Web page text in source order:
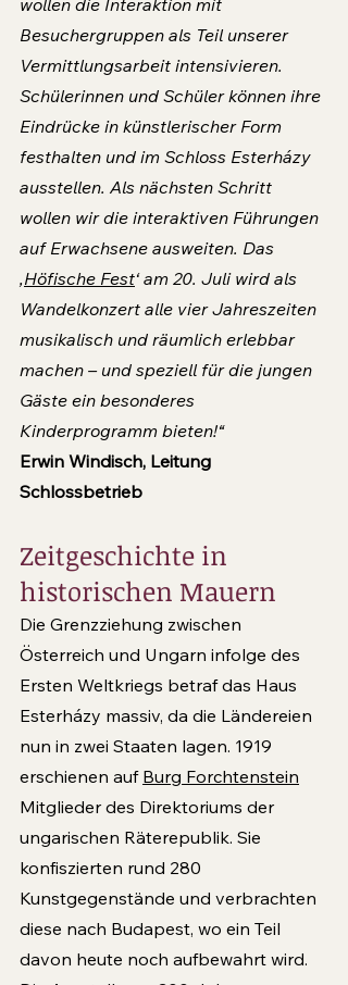
Besuchergruppen als Teil unserer
Vermittlungsarbeit intensivieren.
Schülerinnen und Schüler können ihre
Eindrücke in künstlerischer Form
festhalten und im Schloss Esterházy
ausstellen. Als nächsten Schritt
wollen wir die interaktiven Führungen
auf Erwachsene ausweiten. Das
‚Höfische Fest‘ am 20. Juli wird als
Wandelkonzert alle vier Jahreszeiten
musikalisch und räumlich erlebbar
machen – und speziell für die jungen
Gäste ein besonderes
Kinderprogramm bieten!“
Erwin Windisch, Leitung
Schlossbetrieb
Zeitgeschichte in
historischen Mauern
Die Grenzziehung zwischen
Österreich und Ungarn infolge des
Ersten Weltkriegs betraf das Haus
Ester­házy massiv, da die Ländereien
nun in zwei Staaten lagen. 1919
erschienen auf Burg Forchtenstein
Mit­glieder des Direktoriums der
ungarischen Räterepu­blik. Sie
konfiszierten rund 280
Kunstgegenstände und verbrachten
diese nach Budapest, wo ein Teil
davon heute noch aufbewahrt wird.